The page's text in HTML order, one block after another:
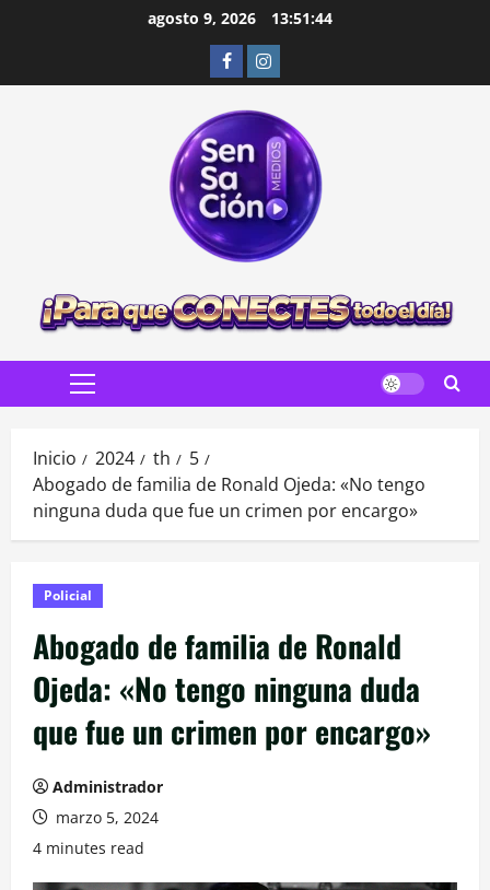
agosto 9, 2026 13:51:45
FacebookInstagram
Menú
Inicio 2024 th
5
Abogado de familia de Ronald Ojeda: «No tengo
ninguna duda que fue un crimen por encargo»
Policial
Abogado de familia de Ronald
Ojeda: «No tengo ninguna duda
que fue un crimen por encargo»
Administrador
marzo 5, 2024
4 minutes read